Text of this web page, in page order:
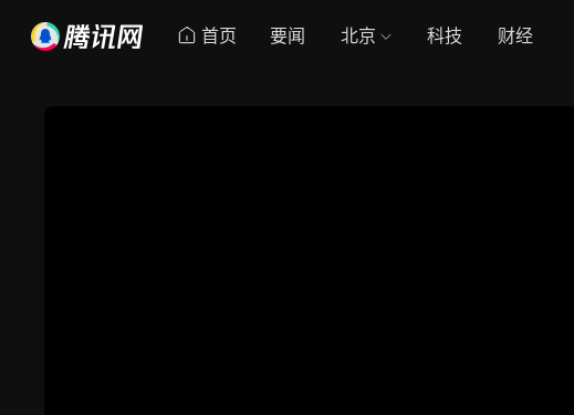
首页 要闻 北京 科技 财经